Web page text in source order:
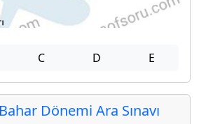
C D E
Dönemi Ara Sınavı